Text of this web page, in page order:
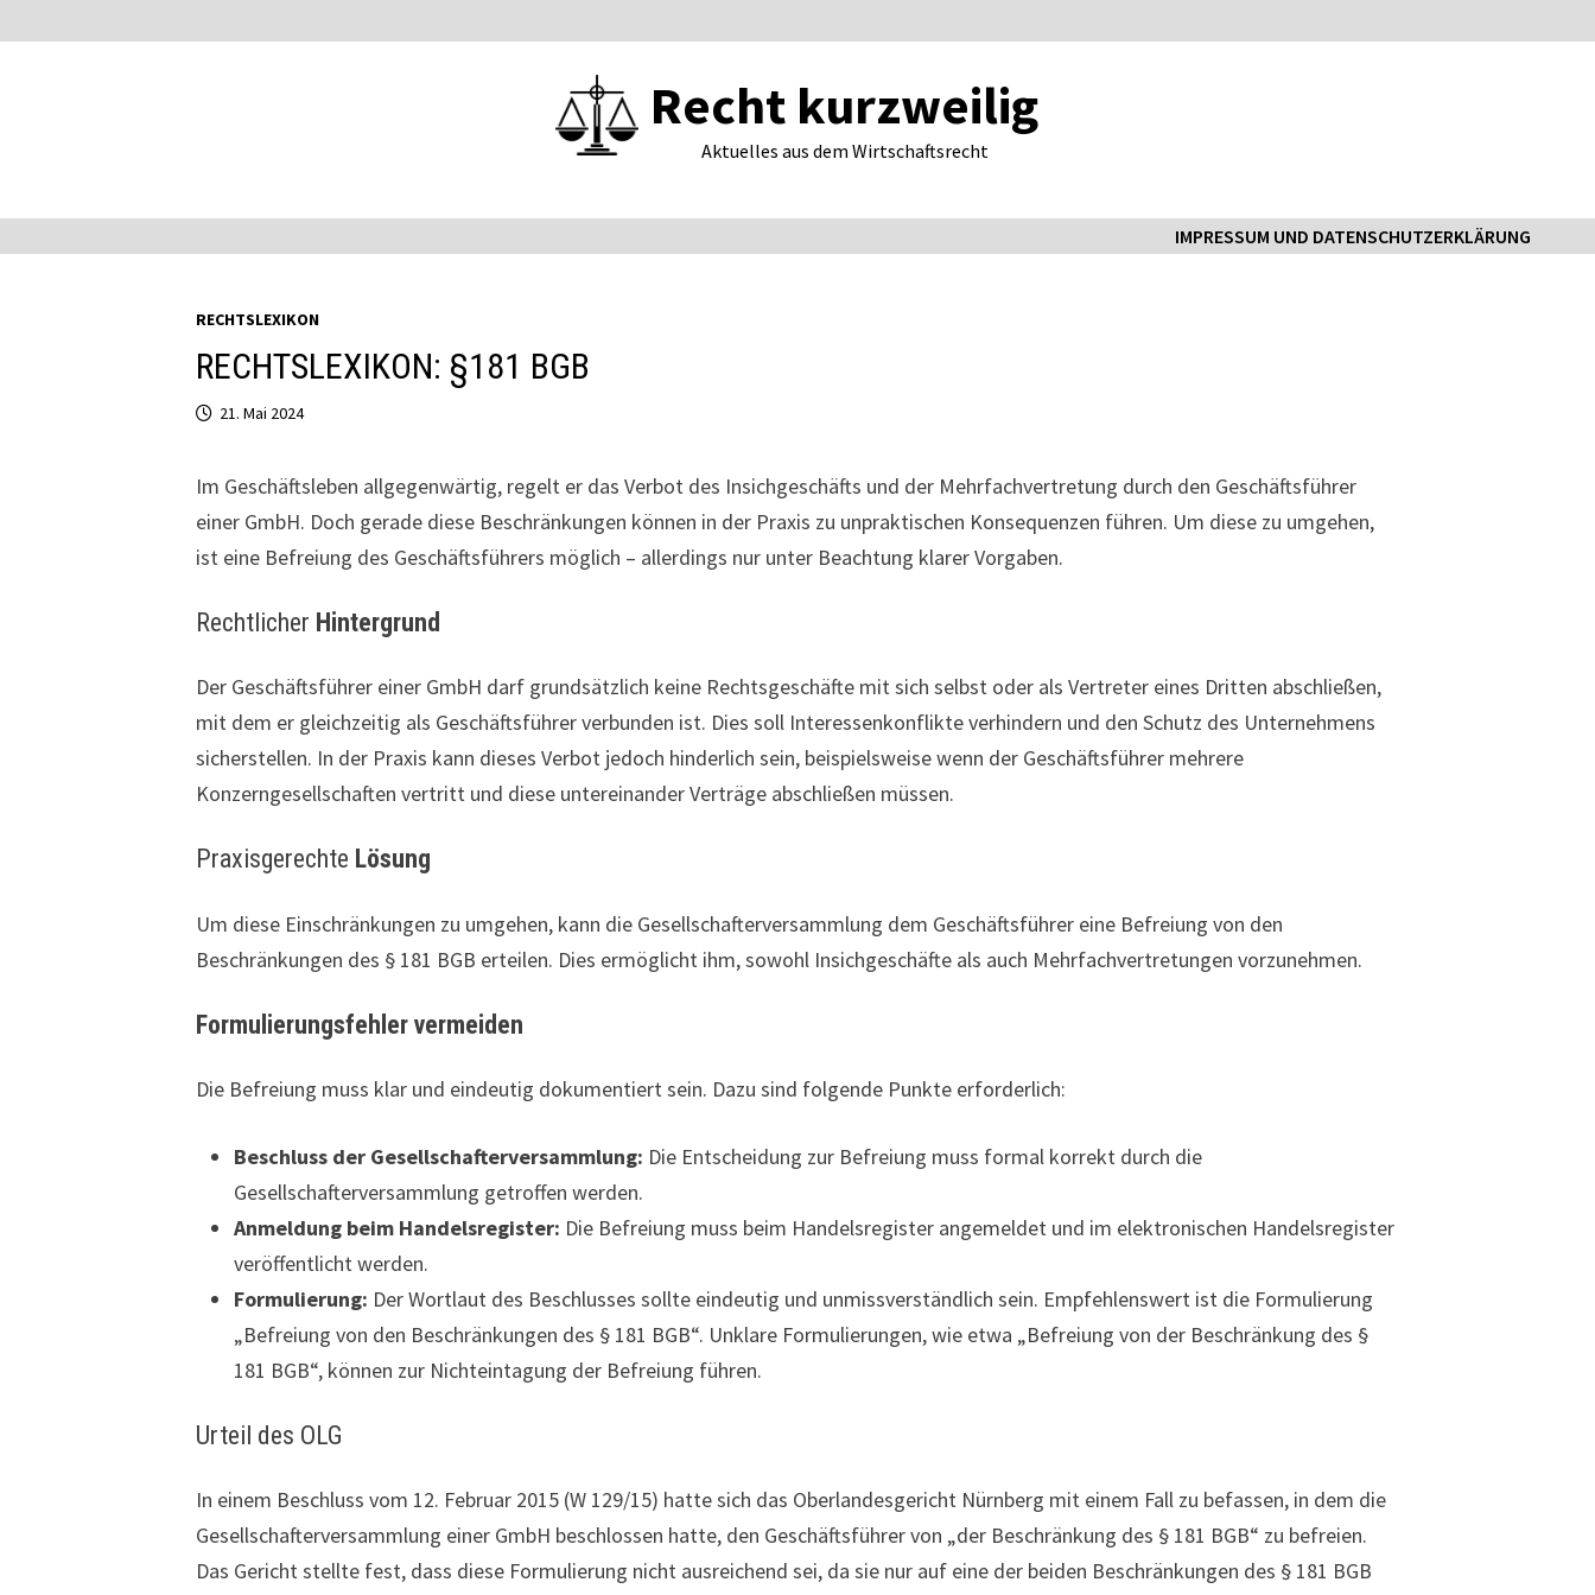
Inhalt
Recht kurzweilig
Aktuelles aus dem Wirtschaftsrecht
IMPRESSUM UND DATENSCHUTZERKLÄRUNG
RECHTSLEXIKON
RECHTSLEXIKON: §181 BGB
21. Mai 2024
Im Geschäftsleben allgegenwärtig, regelt er das Verbot des Insichgeschäfts und der Mehrfachvertretung durch den Geschäftsführer
einer GmbH. Doch gerade diese Beschränkungen können in der Praxis zu unpraktischen Konsequenzen führen. Um diese zu umgehen,
ist eine Befreiung des Geschäftsführers möglich – allerdings nur unter Beachtung klarer Vorgaben.
Rechtlicher Hintergrund
Der Geschäftsführer einer GmbH darf grundsätzlich keine Rechtsgeschäfte mit sich selbst oder als Vertreter eines Dritten abschließen,
mit dem er gleichzeitig als Geschäftsführer verbunden ist. Dies soll Interessenkonflikte verhindern und den Schutz des Unternehmens
sicherstellen. In der Praxis kann dieses Verbot jedoch hinderlich sein, beispielsweise wenn der Geschäftsführer mehrere
Konzerngesellschaften vertritt und diese untereinander Verträge abschließen müssen.
Praxisgerechte Lösung
Um diese Einschränkungen zu umgehen, kann die Gesellschafterversammlung dem Geschäftsführer eine Befreiung von den
Beschränkungen des § 181 BGB erteilen. Dies ermöglicht ihm, sowohl Insichgeschäfte als auch Mehrfachvertretungen vorzunehmen.
Formulierungsfehler vermeiden
Die Befreiung muss klar und eindeutig dokumentiert sein. Dazu sind folgende Punkte erforderlich:
Beschluss der Gesellschafterversammlung: Die Entscheidung zur Befreiung muss formal korrekt durch die
Gesellschafterversammlung getroffen werden.
Anmeldung beim Handelsregister: Die Befreiung muss beim Handelsregister angemeldet und im elektronischen Handelsregister
veröffentlicht werden.
Formulierung: Der Wortlaut des Beschlusses sollte eindeutig und unmissverständlich sein. Empfehlenswert ist die Formulierung
„Befreiung von den Beschränkungen des § 181 BGB“. Unklare Formulierungen, wie etwa „Befreiung von der Beschränkung des §
181 BGB“, können zur Nichteintagung der Befreiung führen.
Urteil des OLG
In einem Beschluss vom 12. Februar 2015 (W 129/15) hatte sich das Oberlandesgericht Nürnberg mit einem Fall zu befassen, in dem die
Gesellschafterversammlung einer GmbH beschlossen hatte, den Geschäftsführer von „der Beschränkung des § 181 BGB“ zu befreien.
Das Gericht stellte fest, dass diese Formulierung nicht ausreichend sei, da sie nur auf eine der beiden Beschränkungen des § 181 BGB